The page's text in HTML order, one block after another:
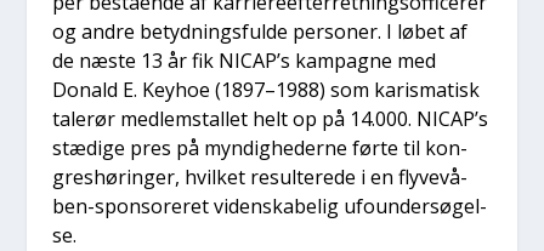
og andre betyd­nings­ful­de per­so­ner. I løbet af
de næste 13 år fik NICAP’s kampag­ne med
Donald E. Keyhoe (1897–1988) som karis­ma­tisk
tale­rør med­lem­stal­let helt op på 14.000. NICAP’s
stæ­di­ge pres på myn­dig­he­der­ne før­te til kon­
gres­hø­rin­ger, hvil­ket resul­te­re­de i en fly­ve­vå­
ben-sponso­re­ret viden­ska­be­lig ufo­un­der­sø­gel­
se.